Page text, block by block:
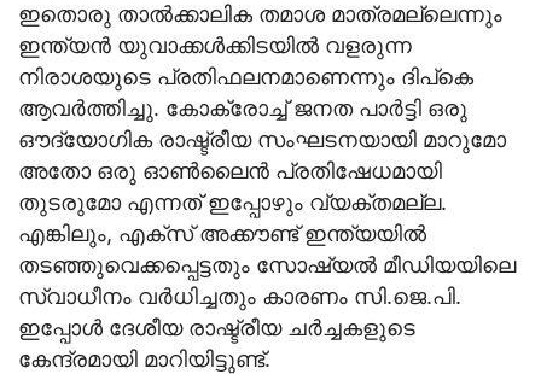
ഇതൊരു താൽക്കാലിക തമാശ മാത്രമല്ലെന്നും
ഇന്ത്യൻ യുവാക്കൾക്കിടയിൽ വളരുന്ന
നിരാശയുടെ പ്രതിഫലനമാണെന്നും ദിപ്കെ
ആവർത്തിച്ചു. കോക്രോച്ച് ജനത പാർട്ടി ഒരു
ഔദ്യോഗിക രാഷ്ട്രീയ സംഘടനയായി മാറുമോ
അതോ ഒരു ഓൺലൈൻ പ്രതിഷേധമായി
തുടരുമോ എന്നത് ഇപ്പോഴും വ്യക്തമല്ല.
എങ്കിലും, എക്‌സ് അക്കൗണ്ട് ഇന്ത്യയിൽ
തടഞ്ഞുവെക്കപ്പെട്ടതും സോഷ്യൽ മീഡിയയിലെ
സ്വാധീനം വർധിച്ചതും കാരണം സി.ജെ.പി.
ഇപ്പോൾ ദേശീയ രാഷ്ട്രീയ ചർച്ചകളുടെ
കേന്ദ്രമായി മാറിയിട്ടുണ്ട്.